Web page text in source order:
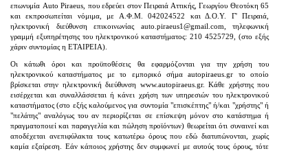
επωνυμία Auto Piraeus, που εδρεύει στον Πειραιά Αττικής, Γεωργίου Θεοτόκη 65
και εκπροσωπείται νόμιμα, με Α.Φ.Μ.
042024522 και Δ.Ο.Υ. Γ' Πειραιά,
ηλεκτρονική διεύθυνση επικοινωνίας auto.piraeus1@gmail.com, τηλεφωνική
γραμμή εξυπηρέτησης του ηλεκτρονικού καταστήματος: 210 4525729, (στο εξής
χάριν συντομίας η ΕΤΑΙΡΕΙΑ).
Οι κάτωθι όροι και προϋποθέσεις θα εφαρμόζονται για την χρήση του
ηλεκτρονικού καταστήματος με το εμπορικό σήμα autopiraeus.gr το οποίο
βρίσκεται στην ηλεκτρονική διεύθυνση www.autopiraeus.gr. Κάθε χρήστης που
εισέρχεται και συναλλάσσεται ή κάνει χρήση των υπηρεσιών του ηλεκτρονικού
καταστήματος (στο εξής καλούμενος για συντομία "επισκέπτης" ή/και "χρήστης" ή
"πελάτης" αναλόγως του αν περιορίζεται σε επίσκεψη μόνον στο κατάστημα ή
πραγματοποιεί και παραγγελία και πώληση προϊόντων) θεωρείται ότι συναινεί και
αποδέχεται ανεπιφύλακτα τους κατωτέρω όρους που εδώ διατυπώνονται, χωρίς
καμία εξαίρεση. Εάν κάποιος χρήστης δεν συμφωνεί με αυτούς τους όρους, τότε